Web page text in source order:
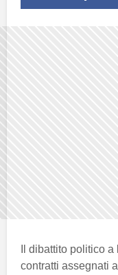
Il dibattito politico a
contratti assegnati a